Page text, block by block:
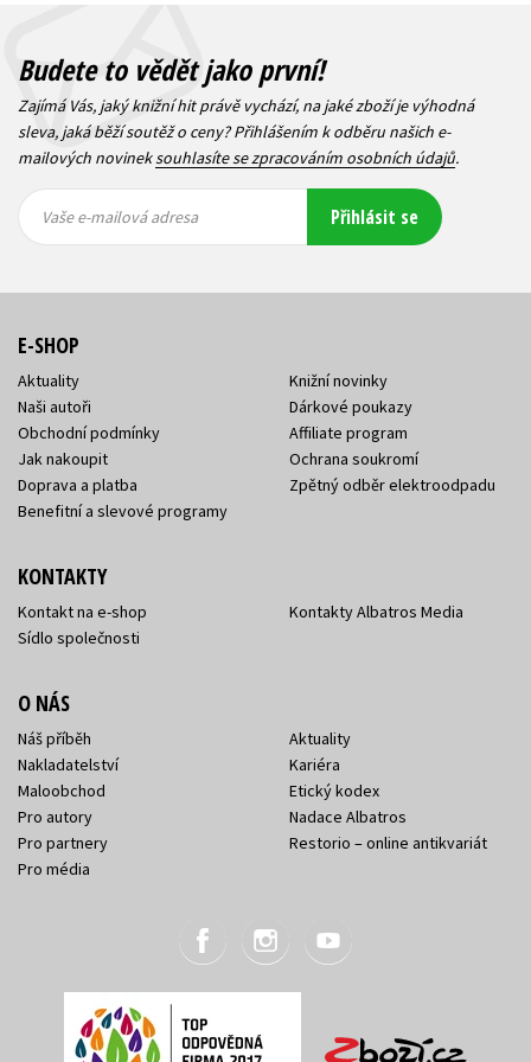
Budete to vědět jako první!
Zajímá Vás, jaký knižní hit právě vychází, na jaké zboží je výhodná
sleva, jaká běží soutěž o ceny? Přihlášením k odběru našich e-
mailových novineksouhlasíte se zpracováním osobních údajů.
mailová
mailová
Vaše e-mailová adresa Přihlásit se
E-SHOP
Aktuality
Naši autoři
Obchodní podmínky
Jak nakoupit
Doprava a platba
Benefitní a slevové programy
Knižní novinky
Dárkové poukazy
Affiliate program
Ochrana soukromí
Zpětný odběr elektroodpadu
KONTAKTY
Kontakt na e-shop
Sídlo společnosti
Kontakty Albatros Media
O NÁS
Náš příběh
Nakladatelství
Maloobchod
Pro autory
Pro partnery
Pro média
Aktuality
Kariéra
Etický kodex
Nadace Albatros
Restorio – online antikvariát